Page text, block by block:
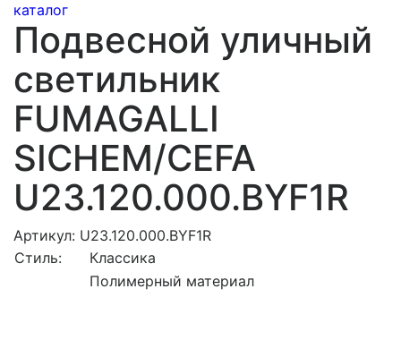
каталог
Подвесной уличный
светильник
FUMAGALLI
SICHEM/CEFA
U23.120.000.BYF1R
Артикул: U23.120.000.BYF1R
Стиль:
Классика
Полимерный материал